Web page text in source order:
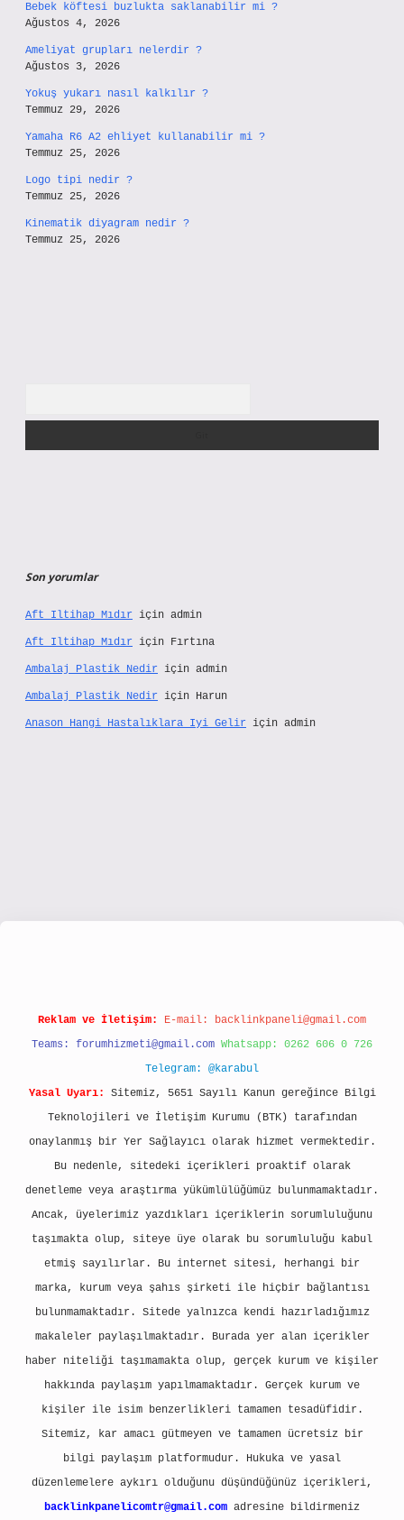
Bebek köftesi buzlukta saklanabilir mi ?
Ağustos 4, 2026
Ameliyat grupları nelerdir ?
Ağustos 3, 2026
Yokuş yukarı nasıl kalkılır ?
Temmuz 29, 2026
Yamaha R6 A2 ehliyet kullanabilir mi ?
Temmuz 25, 2026
Logo tipi nedir ?
Temmuz 25, 2026
Kinematik diyagram nedir ?
Temmuz 25, 2026
Son yorumlar
Aft Iltihap Mıdır için admin
Aft Iltihap Mıdır için Fırtına
Ambalaj Plastik Nedir için admin
Ambalaj Plastik Nedir için Harun
Anason Hangi Hastalıklara Iyi Gelir için admin
Reklam ve İletişim: E-mail: backlinkpaneli@gmail.com
Teams: forumhizmeti@gmail.com Whatsapp: 0262 606 0 726
Telegram: @karabul
Yasal Uyarı:
Sitemiz, 5651 Sayılı Kanun gereğince Bilgi
Teknolojileri ve İletişim Kurumu (BTK) tarafından
onaylanmış bir Yer Sağlayıcı olarak hizmet vermektedir.
Bu nedenle, sitedeki içerikleri proaktif olarak
denetleme veya araştırma yükümlülüğümüz bulunmamaktadır.
Ancak, üyelerimiz yazdıkları içeriklerin sorumluluğunu
taşımakta olup, siteye üye olarak bu sorumluluğu kabul
etmiş sayılırlar. Bu internet sitesi, herhangi bir
marka, kurum veya şahıs şirketi ile hiçbir bağlantısı
bulunmamaktadır. Sitede yalnızca kendi hazırladığımız
makaleler paylaşılmaktadır. Burada yer alan içerikler
haber niteliği taşımamakta olup, gerçek kurum ve kişiler
hakkında paylaşım yapılmamaktadır. Gerçek kurum ve
kişiler ile isim benzerlikleri tamamen tesadüfidir.
Sitemiz, kar amacı gütmeyen ve tamamen ücretsiz bir
bilgi paylaşım platformudur. Hukuka ve yasal
düzenlemelere aykırı olduğunu düşündüğünüz içerikleri,
backlinkpanelicomtr@gmail.com adresine bildirmeniz